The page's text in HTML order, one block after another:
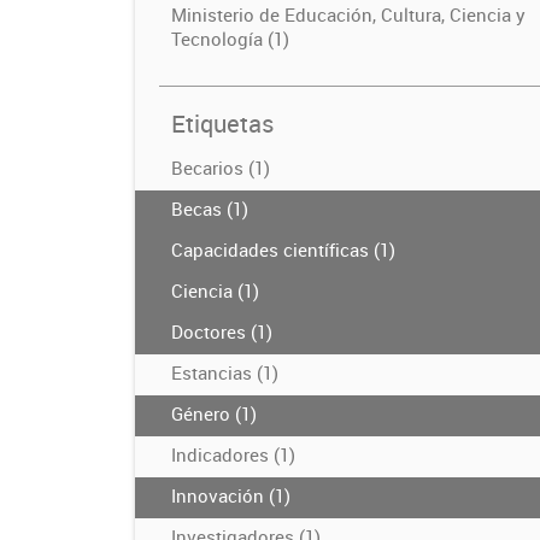
Ministerio de Educación, Cultura, Ciencia y
Tecnología (1)
Etiquetas
Becarios (1)
Becas (1)
Capacidades científicas (1)
Ciencia (1)
Doctores (1)
Estancias (1)
Género (1)
Indicadores (1)
Innovación (1)